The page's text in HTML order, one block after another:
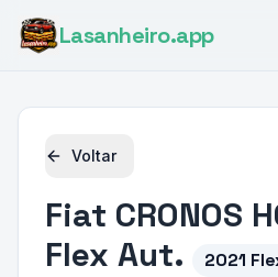
Lasanheiro.app
Voltar
Fiat CRONOS
Flex Aut.
2021